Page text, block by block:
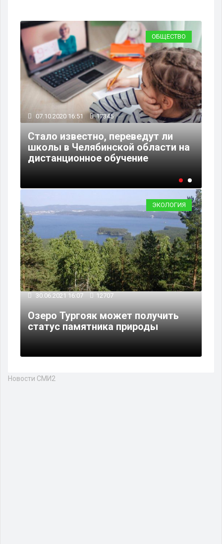
на
ЗДОРОВЬЕ
30.12.2019 21:27 9137
Челябинский Роспотребнадзор
огласил причину заражения 32
детсадовцев дизентерией
ЭКОЛОГИЯ
30.06.2021 16:07 12707
Озеро Тургояк может получить
статус памятника природы
Новости СМИ2